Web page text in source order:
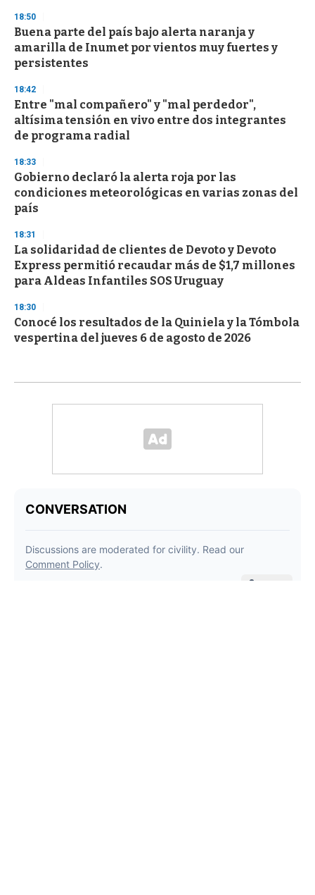
18:50
Buena parte del país bajo alerta naranja y
amarilla de Inumet por vientos muy fuertes y
persistentes
18:42
Entre "mal compañero" y "mal perdedor",
altísima tensión en vivo entre dos integrantes
de programa radial
18:33
Gobierno declaró la alerta roja por las
condiciones meteorológicas en varias zonas del
país
18:31
La solidaridad de clientes de Devoto y Devoto
Express permitió recaudar más de $1,7 millones
para Aldeas Infantiles SOS Uruguay
18:30
Conocé los resultados de la Quiniela y la Tómbola
vespertina del jueves 6 de agosto de 2026